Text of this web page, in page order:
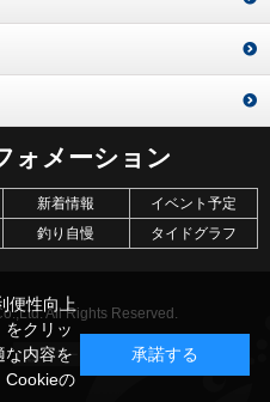
ォメーション
新着情報
イベント予定
釣り自慢
タイドグラフ
All Rights Reserved.
便性向上
をクリッ
な内容を
Cookieの
承諾する